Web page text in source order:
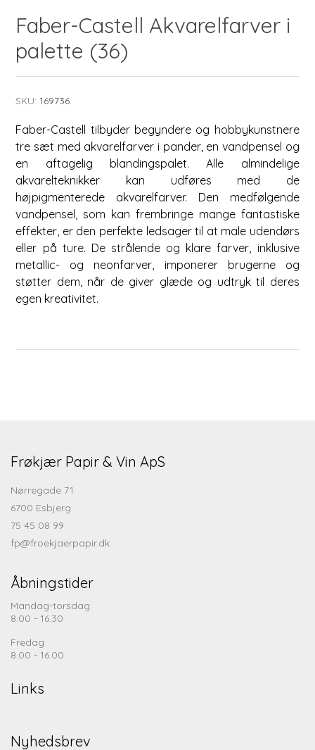
Faber-Castell Akvarelfarver i
palette (36)
SKU: 169736
Faber-Castell tilbyder begyndere og hobbykunstnere
tre sæt med akvarelfarver i pander, en vandpensel og
en aftagelig blandingspalet. Alle almindelige
akvarelteknikker kan udføres med de
højpigmenterede akvarelfarver. Den medfølgende
vandpensel, som kan frembringe mange fantastiske
effekter, er den perfekte ledsager til at male udendørs
eller på ture. De strålende og klare farver, inklusive
metallic- og neonfarver, imponerer brugerne og
støtter dem, når de giver glæde og udtryk til deres
egen kreativitet.
Frøkjær Papir & Vin ApS
Nørregade 71
6700 Esbjerg
75 45 08 99
fp@froekjaerpapir.dk
Åbningstider
Mandag-torsdag:
8.00 - 16.30
Fredag
8.00 - 16.00
Links
Nyhedsbrev